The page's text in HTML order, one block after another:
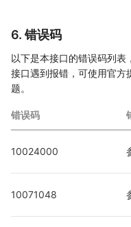
6. 错误码
以下是本接口的错误码列表
接口遇到报错，可使用官方
题。
错误码
10024000
10071048